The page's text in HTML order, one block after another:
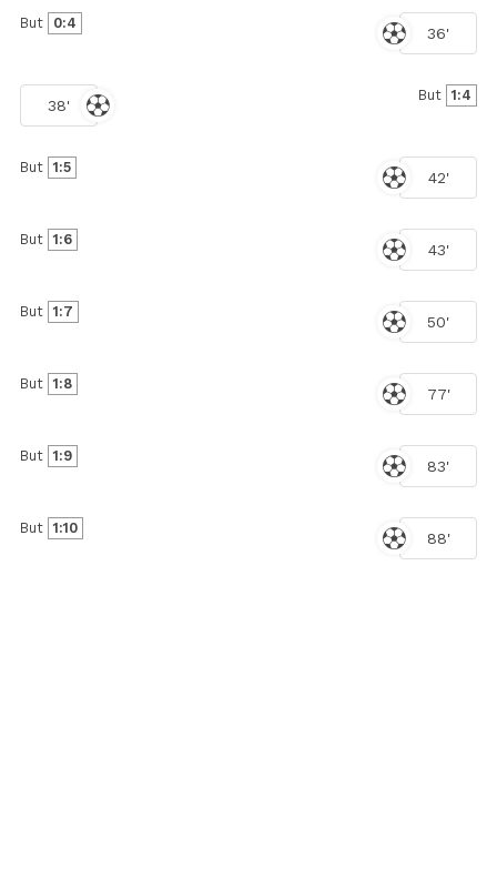
36'
But 0:4
38'
But 1:4
42'
But 1:5
43'
But 1:6
50'
But 1:7
77'
But 1:8
83'
But 1:9
88'
But 1:10